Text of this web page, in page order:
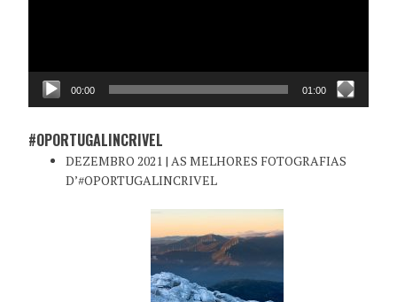
00:00 01:00
#OPORTUGALINCRIVEL
DEZEMBRO 2021 | AS MELHORES FOTOGRAFIAS
D’#OPORTUGALINCRIVEL